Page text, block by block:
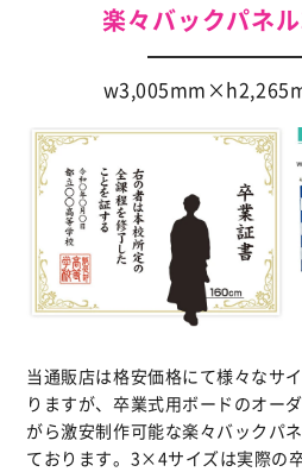
楽々バックパネ
当通販店は格安価格にて様々なサ
りますが、卒業式用ボードのオー
がら激安制作可能な楽々バックパ
ております。3×4サイズは実際の